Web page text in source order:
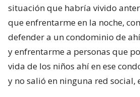
situación que habría vivido
que enfrentarme en la noche,
defender a un condominio de
y enfrentarme a personas que
vida de los niños ahí en ese
y no salió en ninguna red social,